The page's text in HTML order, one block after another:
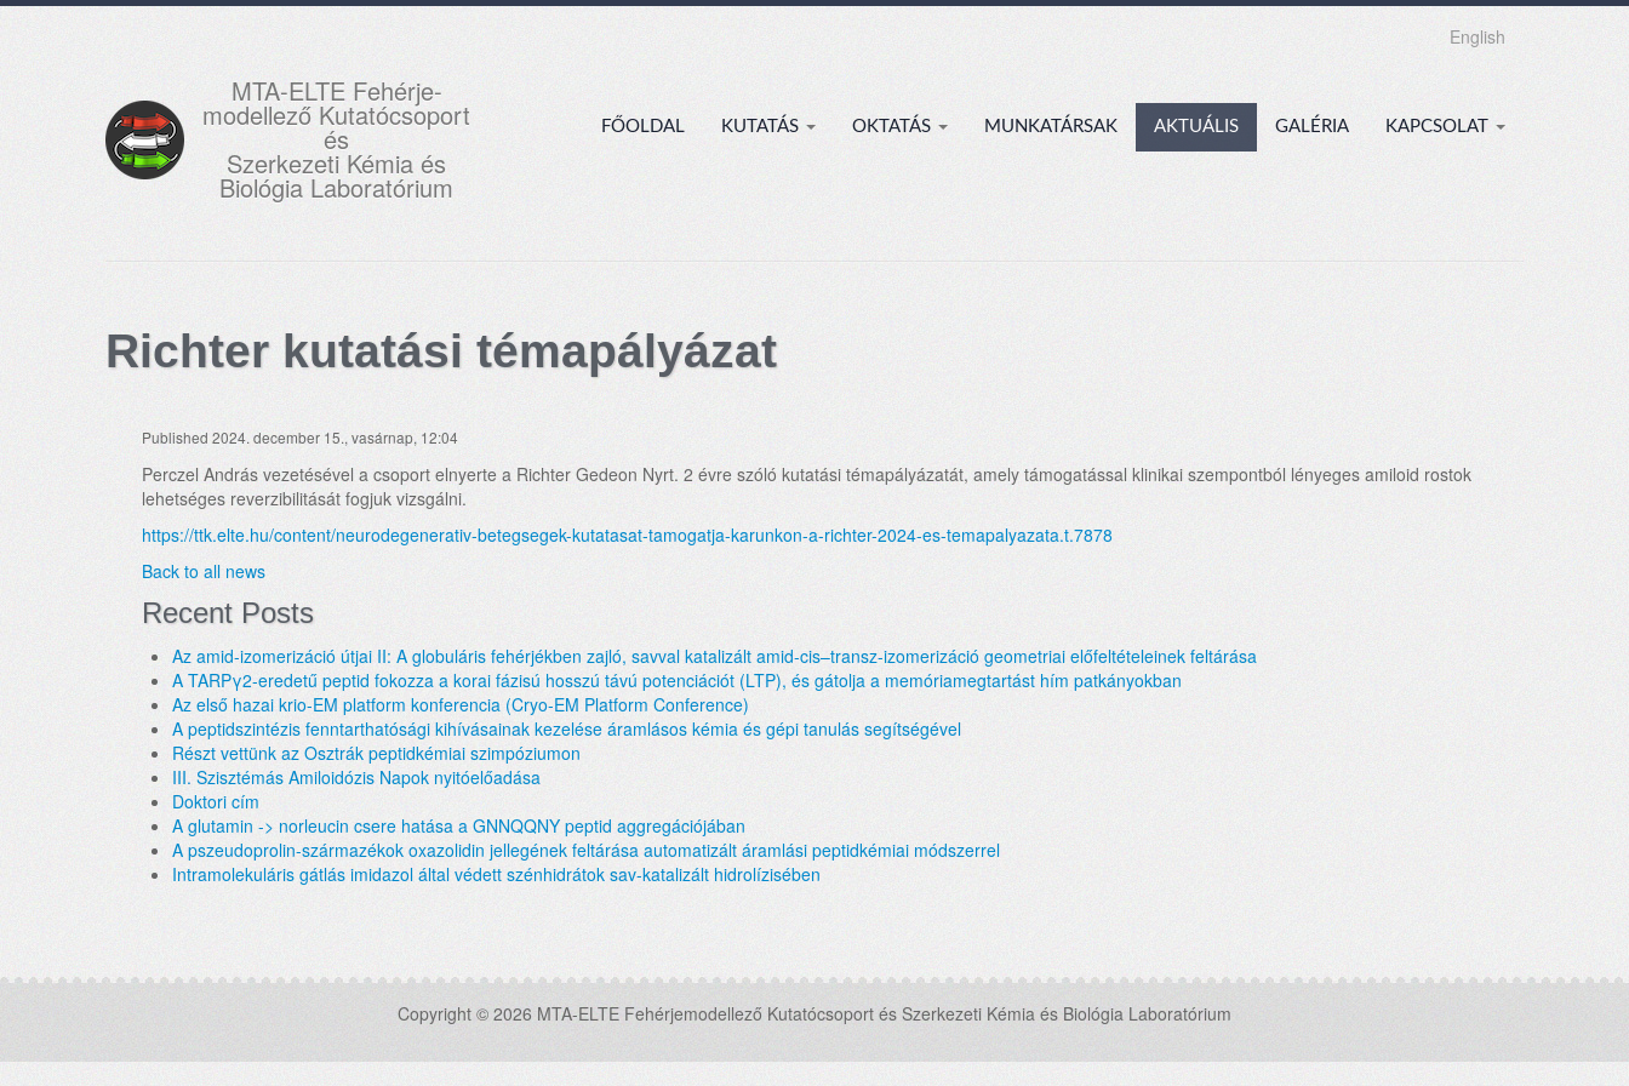
English
MTA-ELTE Fehérje-
modellező Kutatócsoport
és
Szerkezeti Kémia és
Biológia Laboratórium
FŐOLDAL KUTATÁS OKTATÁS MUNKATÁRSAK AKTUÁLIS GALÉRIA KAPCSOLAT
Richter kutatási témapályázat
Published 2024. december 15., vasárnap, 12:04
Perczel András vezetésével a csoport elnyerte a Richter Gedeon Nyrt. 2 évre szóló kutatási témapályázatát, amely támogatással klinikai szempontból lényeges amiloid rostok
lehetséges reverzibilitását fogjuk vizsgálni.
https://ttk.elte.hu/content/neurodegenerativ-betegsegek-kutatasat-tamogatja-karunkon-a-richter-2024-es-temapalyazata.t.7878
Back to all news
Recent Posts
Az amid-izomerizáció útjai II: A globuláris fehérjékben zajló, savval katalizált amid-cis–transz-izomerizáció geometriai előfeltételeinek feltárása
A TARPγ2-eredetű peptid fokozza a korai fázisú hosszú távú potenciációt (LTP), és gátolja a memóriamegtartást hím patkányokban
Az első hazai krio-EM platform konferencia (Cryo-EM Platform Conference)
A peptidszintézis fenntarthatósági kihívásainak kezelése áramlásos kémia és gépi tanulás segítségével
Részt vettünk az Osztrák peptidkémiai szimpóziumon
III. Szisztémás Amiloidózis Napok nyitóelőadása
Doktori cím
A glutamin -> norleucin csere hatása a GNNQQNY peptid aggregációjában
A pszeudoprolin-származékok oxazolidin jellegének feltárása automatizált áramlási peptidkémiai módszerrel
Intramolekuláris gátlás imidazol által védett szénhidrátok sav-katalizált hidrolízisében
Copyright © 2026 MTA-ELTE Fehérjemodellező Kutatócsoport és Szerkezeti Kémia és Biológia Laboratórium